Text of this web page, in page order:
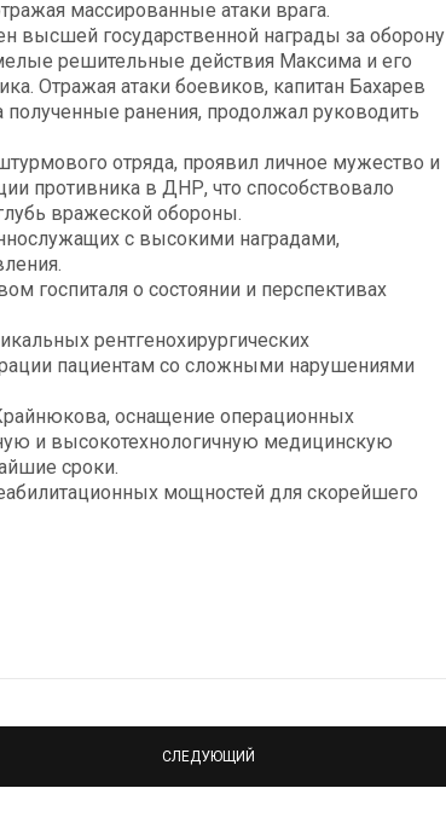
массированные атаки врага.
высшей государственной награды за оборону
решительные действия Максима и его
Отражая атаки боевиков, капитан Бахарев
ранения, продолжал руководить
отряда, проявил личное мужество и
противника в ДНР, что способствовало
вражеской обороны.
с высокими наградами,
госпиталя о состоянии и перспективах
рентгенохирургических
пациентам со сложными нарушениями
оснащение операционных
и высокотехнологичную медицинскую
сроки.
мощностей для скорейшего
СЛЕДУЮЩИЙ